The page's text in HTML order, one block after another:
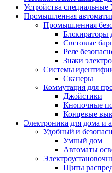
Устройства
Промышленная
Промышленная
Блокираторы
Световые
Реле
Знаки
Системы
Сканеры
Коммутация для
Джойстики
Кнопочные
Концевые
Электроника для дома и
Удобный и
Умный дом
Автоматы
Щиты